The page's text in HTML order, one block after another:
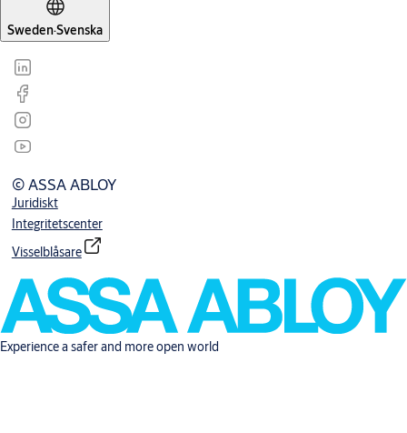
Sweden·Svenska
© ASSA ABLOY
Juridiskt
Integritetscenter
Visselblåsare
Experience a safer and more open world